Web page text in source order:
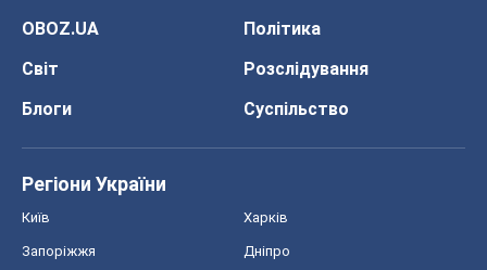
OBOZ.UA
Політика
Світ
Розслідування
Блоги
Суспільство
Регіони України
Київ Харків
Запоріжжя Дніпро